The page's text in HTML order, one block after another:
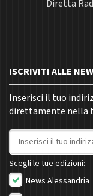
Diretta
ISCRIVITI ALLE
Inserisci il tuo
direttamente nella
Indirizzo email
Scegli le tue edizioni:
News Alessandria